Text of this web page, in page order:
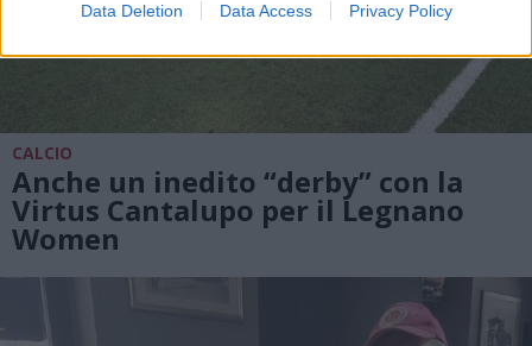
Data Deletion Data Access Privacy Policy
CALCIO
Anche un inedito “derby” con la
Virtus Cantalupo per il Legnano
Women